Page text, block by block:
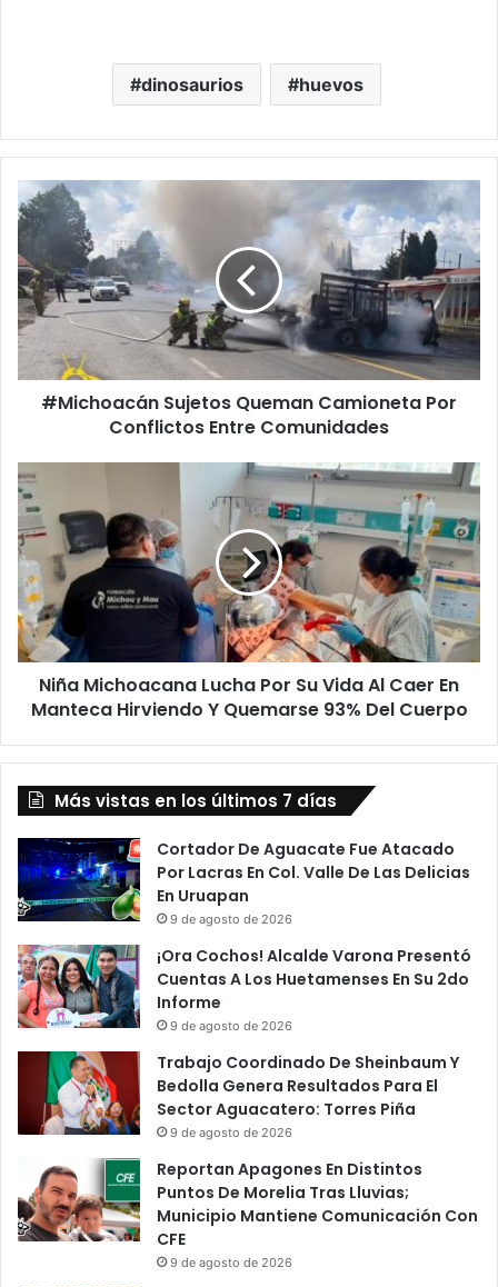
dinosaurios huevos
#Michoacán
Sujetos
Queman
Camioneta
Por
Conflictos
Entre
Comunidades
#Michoacán Sujetos Queman Camioneta Por
Conflictos Entre Comunidades
Niña
Michoacana
Lucha
Por
Su
Vida
Al
Caer
En
Manteca
Hirviendo
Del
Niña Michoacana Lucha Por Su Vida Al Caer En
Manteca Hirviendo Y Quemarse 93% Del Cuerpo
Más vistas en los últimos 7 días
Cortador De Aguacate Fue Atacado
Por Lacras En Col. Valle De Las Delicias
En Uruapan
9 de agosto de 2026
¡Ora Cochos! Alcalde Varona Presentó
Cuentas A Los Huetamenses En Su 2do
Informe
9 de agosto de 2026
Trabajo Coordinado De Sheinbaum Y
Bedolla Genera Resultados Para El
Sector Aguacatero: Torres Piña
9 de agosto de 2026
Reportan Apagones En Distintos
Puntos De Morelia Tras Lluvias;
Municipio Mantiene Comunicación Con
CFE
9 de agosto de 2026